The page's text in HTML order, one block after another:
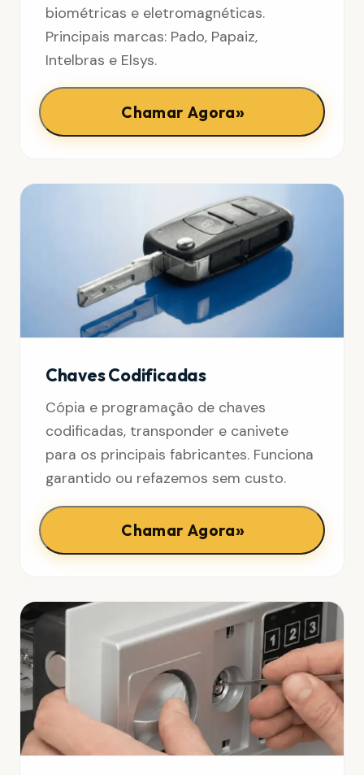
biométricas e eletromagnéticas.
Principais marcas: Pado, Papaiz,
Intelbras e Elsys.
Chamar Agora»
Chaves Codificadas
Cópia e programação de chaves
codificadas, transponder e canivete
para os principais fabricantes. Funciona
garantido ou refazemos sem custo.
Chamar Agora»